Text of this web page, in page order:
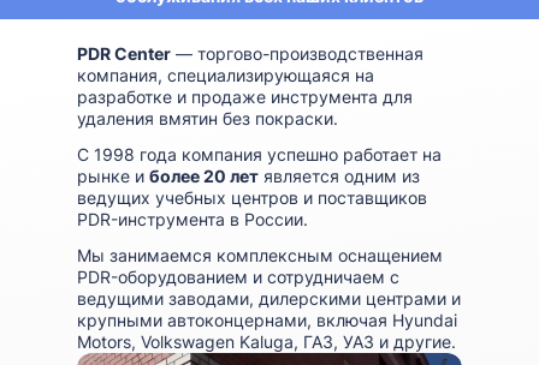
PDR Center — торгово-производственная
компания, специализирующаяся на
разработке и продаже инструмента для
удаления вмятин без покраски.
С 1998 года компания успешно работает на
рынке и более 20 лет является одним из
ведущих учебных центров и поставщиков
PDR-инструмента в России.
Мы занимаемся комплексным оснащением
PDR-оборудованием и сотрудничаем с
ведущими заводами, дилерскими центрами и
крупными автоконцернами, включая Hyundai
Motors, Volkswagen Kaluga, ГАЗ, УАЗ и другие.